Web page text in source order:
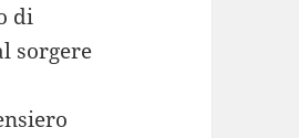
di
sorgere